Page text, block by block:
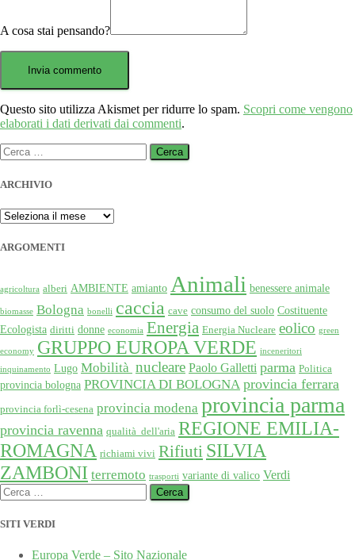
A cosa stai pensando?
Questo sito utilizza Akismet per ridurre lo spam. Scopri come vengono
elaborati i dati derivati dai commenti.
Ricerca
per:
ARCHIVIO
ARCHIVIO
ARGOMENTI
agricoltura alberi AMBIENTE amianto Animali benessere animale
biomasse Bologna bonelli caccia cave consumo del suolo Costituente
Ecologista diritti donne economia Energia Energia Nucleare eolico green
economy GRUPPO EUROPA VERDE inceneritori
inquinamento Lugo Mobilità nucleare Paolo Galletti parma Politica
provincia bologna PROVINCIA DI BOLOGNA provincia ferrara
provincia forlì-cesena provincia modena provincia parma
provincia ravenna qualità dell'aria REGIONE EMILIA-
ROMAGNA richiami vivi Rifiuti SILVIA
ZAMBONI terremoto trasporti variante di valico Verdi
Ricerca
per:
SITI VERDI
Europa Verde – Sito Nazionale